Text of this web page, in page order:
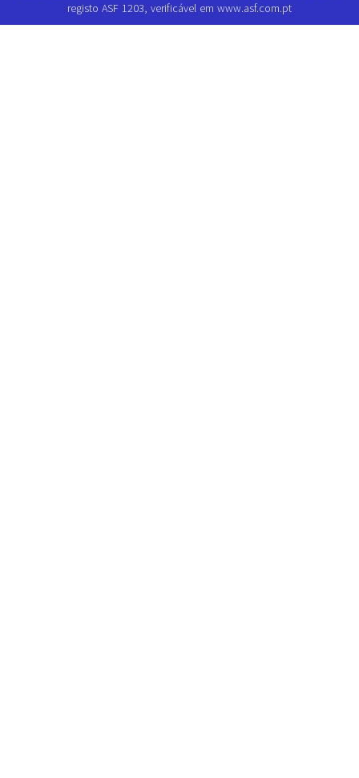
registo ASF 1203, verificável em www.asf.com.pt